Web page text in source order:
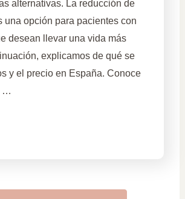
alternativas. La reducción de
una opción para pacientes con
desean llevar una vida más
explicamos de qué se
y el precio en España. Conoce
…